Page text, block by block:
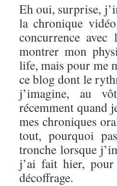
Eh oui, surprise,
la chronique
concurrence
montrer mon
life, mais pour me
ce blog dont le
j’imagine, au
récemment quand
mes chroniques
tout, pourquoi
tronche lorsque
j’ai fait hier,
décoffrage.